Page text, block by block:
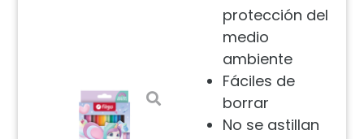
protección del
medio
ambiente
Fáciles de
borrar
No se astillan